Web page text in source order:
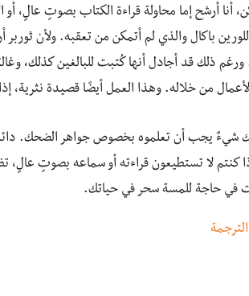
أنا أرشح إما محاولة قراءة الكتاب بصوتٍ
باكال والذي لم أتمكن من تعقبه. ولأن
ورغم ذلك قد أجادل أنها كُتبت للبالغين كذلك،
من خلاله. وهذا العمل أيضًا قصيدة نثرية،
شيءٌ يجب أن تعلموه بخصوص جواهر الضحك.
كنتم لا تستطيعون قراءته أو سماعه بصوتٍ عالٍ،
في حاجة للمسة سحر في حياتك.